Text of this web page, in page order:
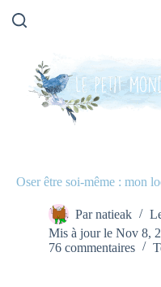
Oser être soi-même : mon
Par natieak
Mis à jour le Nov 8,
76 commentaires